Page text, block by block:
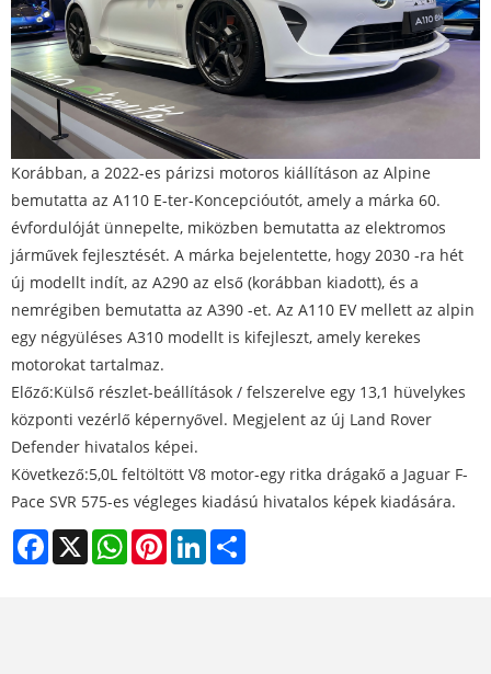
Korábban, a 2022-es párizsi motoros kiállításon az Alpine
bemutatta az A110 E-ter-Koncepcióutót, amely a márka 60.
évfordulóját ünnepelte, miközben bemutatta az elektromos
járművek fejlesztését. A márka bejelentette, hogy 2030 -ra hét
új modellt indít, az A290 az első (korábban kiadott), és a
nemrégiben bemutatta az A390 -et. Az A110 EV mellett az alpin
egy négyüléses A310 modellt is kifejleszt, amely kerekes
motorokat tartalmaz.
Előző:Külső részlet-beállítások / felszerelve egy 13,1 hüvelykes
központi vezérlő képernyővel. Megjelent az új Land Rover
Defender hivatalos képei.
Következő:5,0L feltöltött V8 motor-egy ritka drágakő a Jaguar F-
Pace SVR 575-es végleges kiadású hivatalos képek kiadására.
Facebook
X WhatsAppPinterestLinkedIn